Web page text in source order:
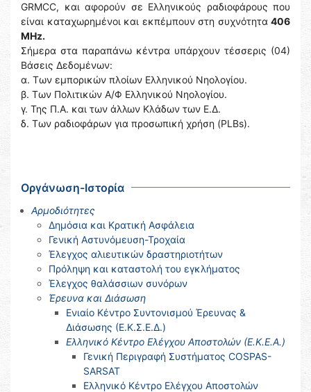
GRMCC, και αφορούν σε Ελληνικούς ραδιοφάρους που
είναι καταχωρημένοι και εκπέμπουν στη συχνότητα 406
MHz.
Σήμερα στα παραπάνω κέντρα υπάρχουν τέσσερις (04)
Βάσεις Δεδομένων:
α. Των εμπορικών πλοίων Ελληνικού Νηολογίου.
β. Των Πολιτικών Α/Φ Ελληνικού Νηολογίου.
γ. Της Π.Α. και των άλλων Κλάδων των Ε.Δ.
δ. Των ραδιοφάρων για προσωπική χρήση (PLBs).
Οργάνωση-Ιστορία
Αρμοδιότητες
Δημόσια και Κρατική Ασφάλεια
Γενική Αστυνόμευση-Τροχαία
Έλεγχος αλιευτικών δραστηριοτήτων
Πρόληψη και καταστολή του εγκλήματος
Έλεγχος θαλάσσιων συνόρων
Έρευνα και Διάσωση
Ενιαίο Κέντρο Συντονισμού Έρευνας &
Διάσωσης (Ε.Κ.Σ.Ε.Δ.)
Ελληνικό Κέντρο Ελέγχου Αποστολών (Ε.Κ.Ε.Α.)
Γενική Περιγραφή Συστήματος COSPAS-
SARSAT
Ελληνικό Κέντρο Ελέγχου Αποστολών